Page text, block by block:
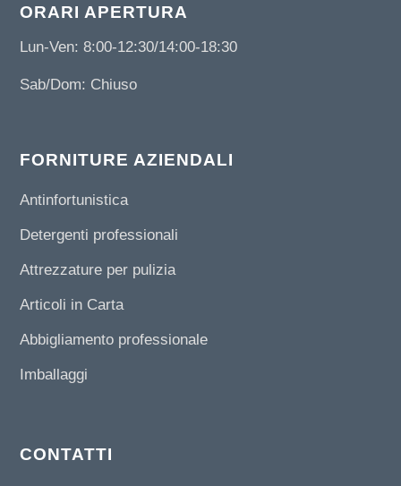
ORARI APERTURA
Lun-Ven: 8:00-12:30/14:00-18:30
Sab/Dom: Chiuso
FORNITURE AZIENDALI
Antinfortunistica
Detergenti professionali
Attrezzature per pulizia
Articoli in Carta
Abbigliamento professionale
Imballaggi
CONTATTI